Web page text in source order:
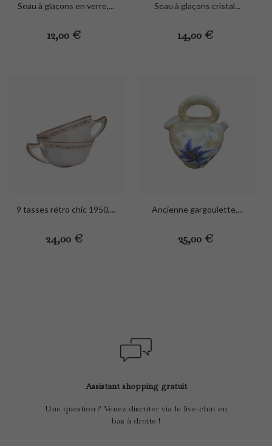
Seau à glaçons en verre,...
Preis
12,00 €
Seau à glaçons cristal...
Preis
14,00 €
9 tasses rétro chic 1950,...
Preis
24,00 €
Ancienne gargoulette,...
Preis
25,00 €
Assistant shopping gratuit
Une question ? Venez discuter via le live-chat en
bas à droite !